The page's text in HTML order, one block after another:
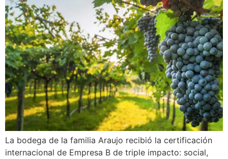
La bodega de la familia Araujo recibió la certificación
internacional de Empresa B de triple impacto: social,